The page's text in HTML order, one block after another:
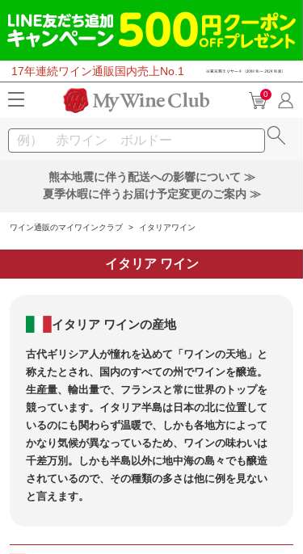
17年連続ワイン通販国内売上No.1
0
熊本地震に伴う配送への影響について ≫
夏季休暇に伴うお届け予定変更のご案内 ≫
ワイン通販のマイワインクラブ > イタリアワイン
イタリア ワイン
イタリア ワインの産地
古代ギリシア人が憧れを込めて「ワインの天地」と
称えたとされ、国内のすべての州でワインを醸造。
生産量、輸出量で、フランスと常に世界のトップを
競っています。イタリア半島は日本の北に位置して
いるのにも関わらず温暖で、しかも各地方によって
かなり気候が異なっているため、ワインの味わいは
千差万別。しかも半島以外に地中海の島々でも醸造
されているので、その種類の多さは他に例を見ない
と言えます。